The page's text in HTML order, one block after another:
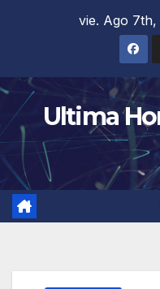
vie. Ago 7th,
Ultima